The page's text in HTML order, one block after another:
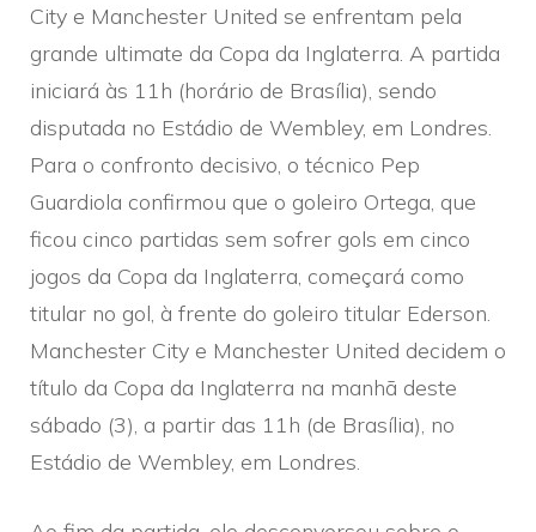
City e Manchester United se enfrentam pela
grande ultimate da Copa da Inglaterra. A partida
iniciará às 11h (horário de Brasília), sendo
disputada no Estádio de Wembley, em Londres.
Para o confronto decisivo, o técnico Pep
Guardiola confirmou que o goleiro Ortega, que
ficou cinco partidas sem sofrer gols em cinco
jogos da Copa da Inglaterra, começará como
titular no gol, à frente do goleiro titular Ederson.
Manchester City e Manchester United decidem o
título da Copa da Inglaterra na manhã deste
sábado (3), a partir das 11h (de Brasília), no
Estádio de Wembley, em Londres.